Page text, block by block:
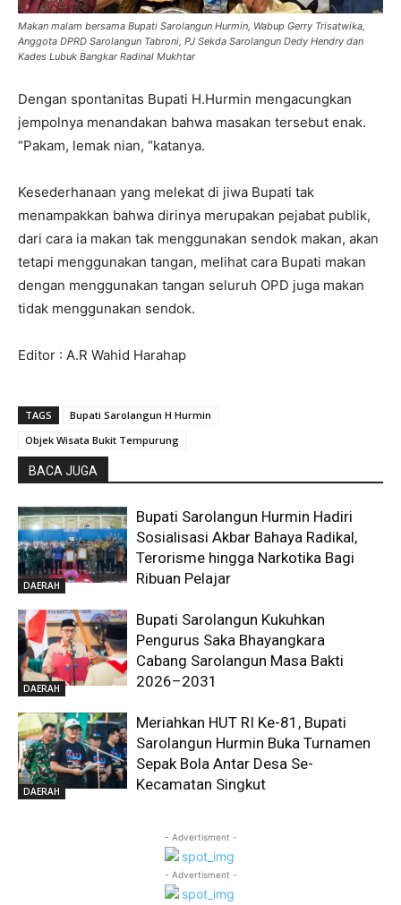
Makan malam bersama Bupati Sarolangun Hurmin, Wabup Gerry Trisatwika,
Anggota DPRD Sarolangun Tabroni, PJ Sekda Sarolangun Dedy Hendry dan
Kades Lubuk Bangkar Radinal Mukhtar
Dengan spontanitas Bupati H.Hurmin mengacungkan
jempolnya menandakan bahwa masakan tersebut enak.
“Pakam, lemak nian, “katanya.
Kesederhanaan yang melekat di jiwa Bupati tak
menampakkan bahwa dirinya merupakan pejabat publik,
dari cara ia makan tak menggunakan sendok makan, akan
tetapi menggunakan tangan, melihat cara Bupati makan
dengan menggunakan tangan seluruh OPD juga makan
tidak menggunakan sendok.
Editor : A.R Wahid Harahap
TAGS
Bupati Sarolangun H Hurmin
Objek Wisata Bukit Tempurung
BACA JUGA
DAERAH
Bupati Sarolangun Hurmin Hadiri
Sosialisasi Akbar Bahaya Radikal,
Terorisme hingga Narkotika Bagi
Ribuan Pelajar
DAERAH
Bupati Sarolangun Kukuhkan
Pengurus Saka Bhayangkara
Cabang Sarolangun Masa Bakti
2026–2031
DAERAH
Meriahkan HUT RI Ke-81, Bupati
Sarolangun Hurmin Buka Turnamen
Sepak Bola Antar Desa Se-
Kecamatan Singkut
- Advertisment -
- Advertisment -